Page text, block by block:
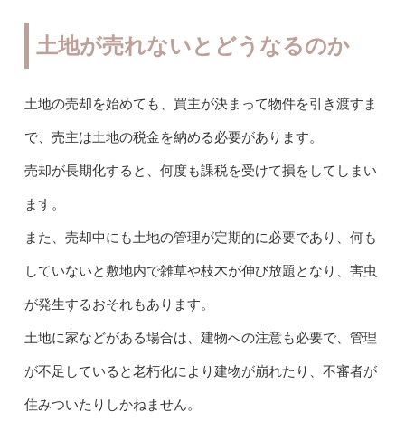
土地が売れないとどうなるのか
土地の売却を始めても、買主が決まって物件を引き渡すま
で、売主は土地の税金を納める必要があります。
売却が長期化すると、何度も課税を受けて損をしてしまい
ます。
また、売却中にも土地の管理が定期的に必要であり、何も
していないと敷地内で雑草や枝木が伸び放題となり、害虫
が発生するおそれもあります。
土地に家などがある場合は、建物への注意も必要で、管理
が不足していると老朽化により建物が崩れたり、不審者が
住みついたりしかねません。